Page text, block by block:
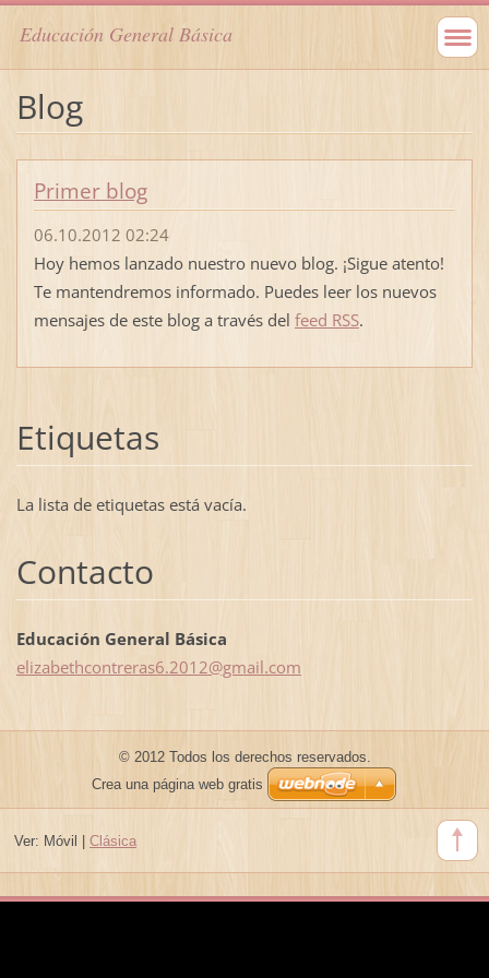
Educación General Básica
Blog
Primer blog
06.10.2012 02:24
Hoy hemos lanzado nuestro nuevo blog. ¡Sigue atento!
Te mantendremos informado. Puedes leer los nuevos
mensajes de este blog a través del feed RSS.
Etiquetas
La lista de etiquetas está vacía.
Contacto
Educación General Básica
elizabethcontreras6.2012@gmail.com
© 2012 Todos los derechos reservados.
Crea una página web gratis
Ver: Móvil Clásica